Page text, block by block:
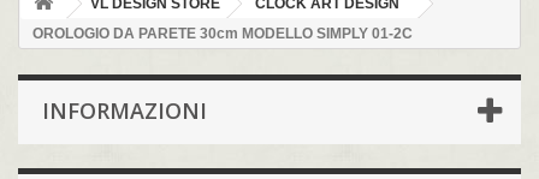
OROLOGIO DA PARETE 30cm MODELLO SIMPLY 01-2C
INFORMAZIONI